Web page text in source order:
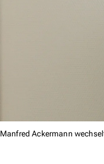
Manfred Ackermann